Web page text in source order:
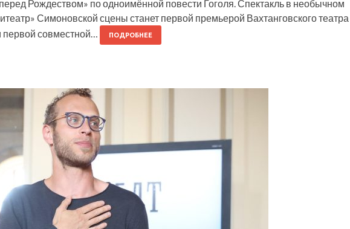
Рождеством» по одноимённой повести Гоголя. Спектакль в необычном
Симоновской сцены станет первой премьерой Вахтанговского театра
первой совместной…
ПОДРОБНЕЕ